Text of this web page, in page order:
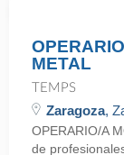
METAL
TEMPS
Zaragoza,
OPERARIO/A
de